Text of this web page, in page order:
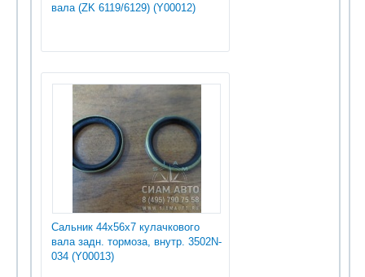
вала (ZK 6119/6129) (Y00012)
Сальник 44х56х7 кулачкового
вала задн. тормоза, внутр. 3502N-
034 (Y00013)